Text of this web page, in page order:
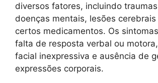
diversos fatores, incluindo
doenças mentais, lesões
certos medicamentos. Os
falta de resposta verbal ou
facial inexpressiva e ausência de
expressões corporais.